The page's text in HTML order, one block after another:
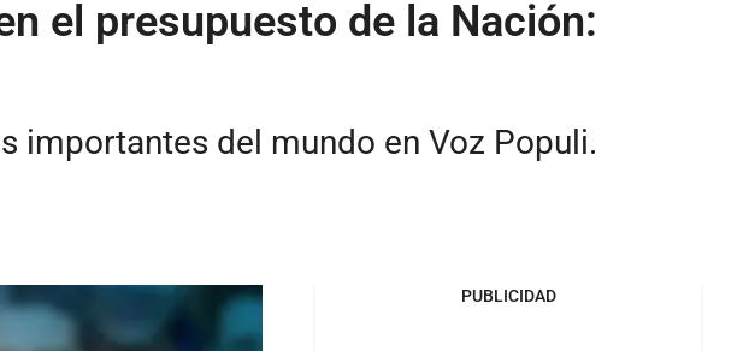
el presupuesto de la Nación:
importantes del mundo en Voz Populi.
PUBLICIDAD